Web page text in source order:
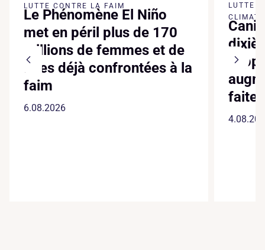
LUTTE CONTRE LA FAIM
Le Phénomène El Niño
met en péril plus de 170
millions de femmes et de
filles déjà confrontées à la
faim
6.08.2026
LUTTE